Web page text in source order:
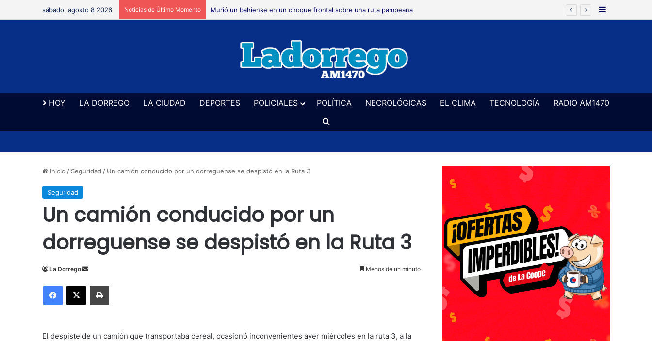
sábado, agosto 8 2026 Noticias de Último Momento Se realizará este sábado en el vivero un taller de cerveza artesanal Barra Lateral
HOY LA DORREGO LA CIUDAD DEPORTES POLICIALES POLÍTICA NECROLÓGICAS EL CLIMA TECNOLOGÍA
RADIO AM1470
Buscar
Inicio / Seguridad / Un camión conducido por un dorreguense se despistó en la Ruta 3
Seguridad
Un camión conducido por un
dorreguense se despistó en la Ruta 3
La Dorrego
Send
email
Menos de un minuto
Facebook
X Imprimir
El despiste de un camión que transportaba cereal, ocasionó inconvenientes ayer miércoles en la ruta 3, a la